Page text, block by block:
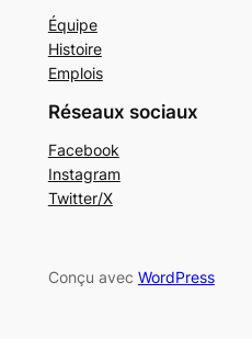
Équipe
Histoire
Emplois
Réseaux sociaux
Facebook
Instagram
Twitter/X
Conçu avec WordPress